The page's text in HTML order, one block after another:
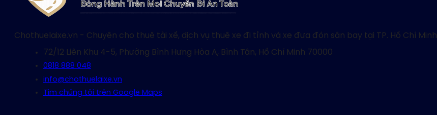
Chothuelaixe.vn - Chuyên cho thuê tài xế, dịch vụ thuê xe đi tỉnh và xe đưa đón sân bay tại TP. Hồ Chí Minh
72/12 Liên Khu 4-5, Phường Bình Hưng Hòa A, Bình Tân, Hồ Chí Minh 70000
0818 888 048
info@chothuelaixe.vn
Tìm chúng tôi trên Google Maps